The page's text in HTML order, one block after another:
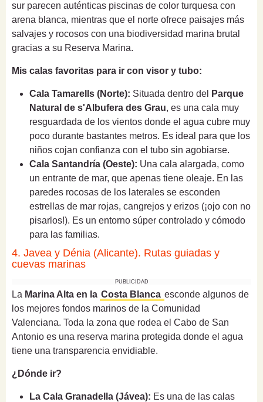
sur parecen auténticas piscinas de color turquesa con
arena blanca, mientras que el norte ofrece paisajes más
salvajes y rocosos con una biodiversidad marina brutal
gracias a su Reserva Marina.
Mis calas favoritas para ir con visor y tubo:
Cala Tamarells (Norte): Situada dentro del
Parque
Natural de s'Albufera des Grau, es una cala muy
resguardada de los vientos donde el agua cubre muy
poco durante bastantes metros. Es ideal para que los
niños cojan confianza con el tubo sin agobiarse.
Cala Santandría (Oeste): Una cala alargada, como
un entrante de mar, que apenas tiene oleaje. En las
paredes rocosas de los laterales se esconden
estrellas de mar rojas, cangrejos y erizos (¡ojo con no
pisarlos!). Es un entorno súper controlado y cómodo
para las familias.
4. Javea y Dénia (Alicante). Rutas guiadas y
cuevas marinas
PUBLICIDAD
La Marina Alta en la Costa Blanca esconde algunos de
los mejores fondos marinos de la Comunidad
Valenciana. Toda la zona que rodea el Cabo de San
Antonio es una reserva marina protegida donde el agua
tiene una transparencia envidiable.
¿Dónde ir?
La Cala Granadella (Jávea): Es una de las calas